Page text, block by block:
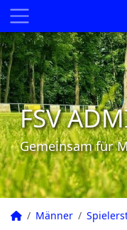
FSV
Gemeinsam für
Männer